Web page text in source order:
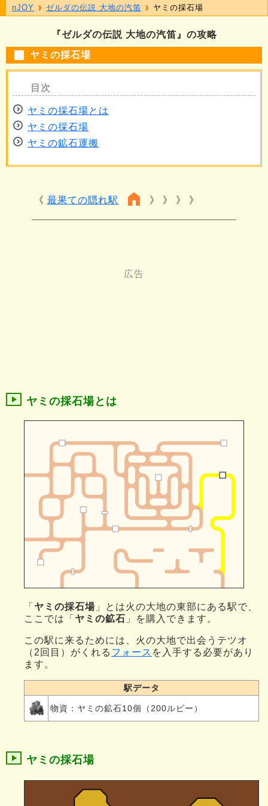
『ゼルダの伝説 大地の汽笛』の攻略
ヤミの採石場
ヤミの採石場とは
ヤミの採石場
ヤミの鉱石運搬
最果ての隠れ駅 》 》 》
ヤミの採石場とは
「 ヤミの採石場 」とは火の大地の東部にある駅で、
ここでは「 ヤミの鉱石 」を購入できます。
この駅に来るためには、火の大地で出会うテツオ
（2回目）がくれる フォース を入手する必要があり
ます。
駅データ
物資：ヤミの鉱石10個（200ルピー）
ヤミの採石場
nJOY ゼルダの伝説 大地の汽笛 ヤミの採石場